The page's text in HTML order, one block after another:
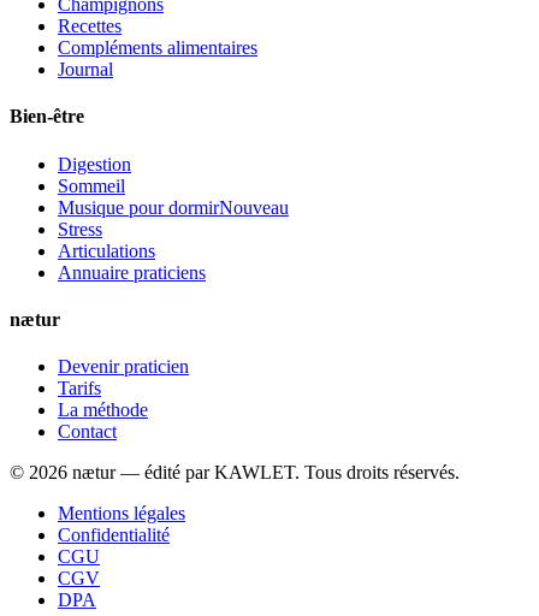
Champignons
Recettes
Compléments alimentaires
Journal
Bien-être
Digestion
Sommeil
Musique pour dormirNouveau
Stress
Articulations
Annuaire praticiens
nætur
Devenir praticien
Tarifs
La méthode
Contact
© 2026 nætur — édité par KAWLET. Tous droits réservés.
Mentions légales
Confidentialité
CGU
CGV
DPA